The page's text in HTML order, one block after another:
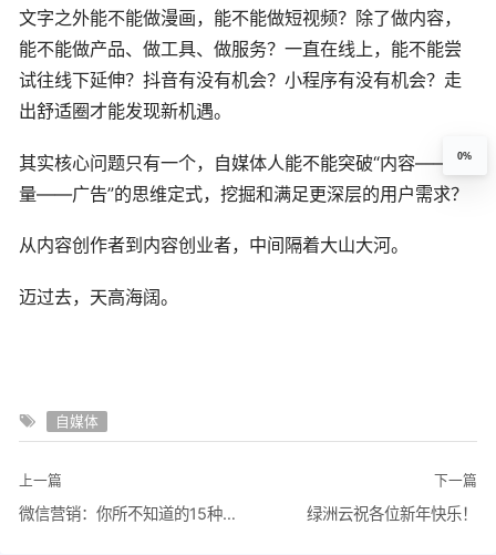
文字之外能不能做漫画，能不能做短视频？除了做内容，
能不能做产品、做工具、做服务？一直在线上，能不能尝
试往线下延伸？抖音有没有机会？小程序有没有机会？走
出舒适圈才能发现新机遇。
其实核心问题只有一个，自媒体人能不能突破“内容——流
量——广告”的思维定式，挖掘和满足更深层的用户需求？
从内容创作者到内容创业者，中间隔着大山大河。
迈过去，天高海阔。
自媒体
上一篇
微信营销：你所不知道的15种营销玩法
下一篇
绿洲云祝各位新年快乐！
0%